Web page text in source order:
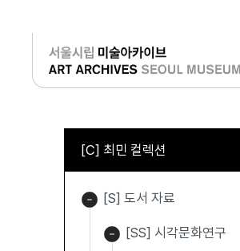
로그인
[C] 최민 컬렉션
[S] 도서 자료
[SS] 시각문화연구